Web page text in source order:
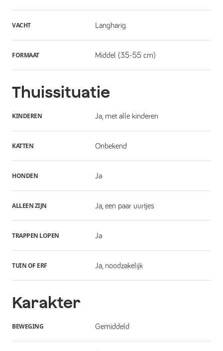
VACHT Langharig
FORMAAT Middel (35-55 cm)
Thuissituatie
KINDEREN Ja, met alle kinderen
KATTEN Onbekend
HONDEN Ja
ALLEEN ZIJN Ja, een paar uurtjes
TRAPPEN LOPEN Ja
TUIN OF ERF Ja, noodzakelijk
Karakter
BEWEGING Gemiddeld